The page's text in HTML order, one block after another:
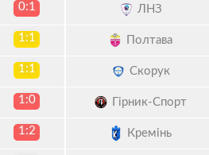
0:1 ЛНЗ
1:1 Полтава
1:1 Скорук
1:0 Гірник-Спорт
1:2 Кремінь